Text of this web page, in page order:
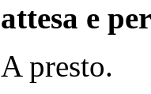
attesa e
A presto.